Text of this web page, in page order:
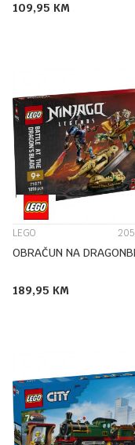
109,95 KM
LEGO
OBRAČUN NA
189,95 KM